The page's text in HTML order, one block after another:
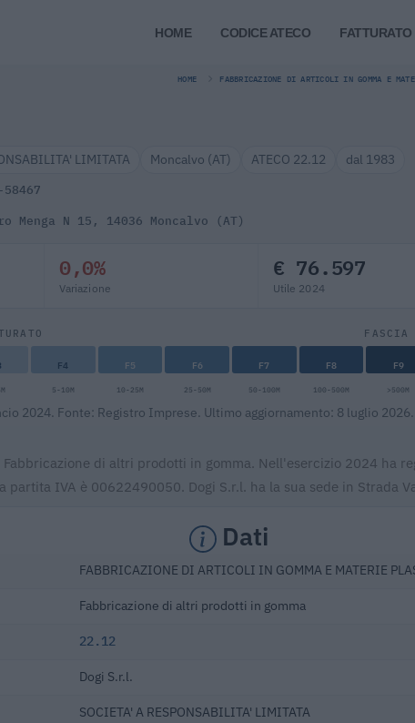
HOME CODICE ATECO FATTURATO
HOME FABBRICAZIONE DI ARTICOLI IN GOMMA E
LIMITATA Moncalvo (AT) ATECO 22.12 dal 1983
58467
Menga N 15, 14036 Moncalvo (AT)
0,0%
Variazione
€ 76.597
Utile 2024
FASCIA
F4 F5 F6 F7 F8 F9
5-10M 10-25M 25-50M 50-100M 100-500M >500M
2024. Fonte: Registro Imprese. Ultimo aggiornamento: 8 luglio 2026.
Fabbricazione di altri prodotti in gomma. Nell'esercizio 2024 ha
partita IVA è 00622490050. Dogi S.r.l. ha la sua sede in Strada
Dati
FABBRICAZIONE DI ARTICOLI IN GOMMA E MATERIE
Fabbricazione di altri prodotti in gomma
22.12
Dogi S.r.l.
SOCIETA' A RESPONSABILITA' LIMITATA